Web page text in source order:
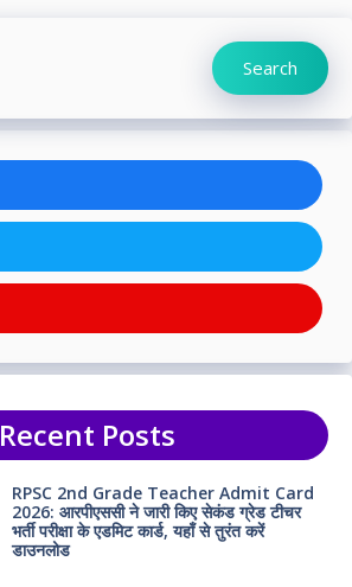
Search
Recent Posts
RPSC 2nd Grade Teacher Admit Card
2026: आरपीएससी ने जारी किए सेकंड ग्रेड टीचर
भर्ती परीक्षा के एडमिट कार्ड, यहाँ से तुरंत करें
डाउनलोड